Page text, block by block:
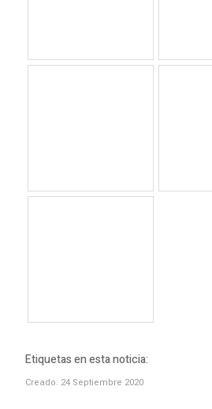
Etiquetas en esta noticia:
Creado: 24 Septiembre 2020